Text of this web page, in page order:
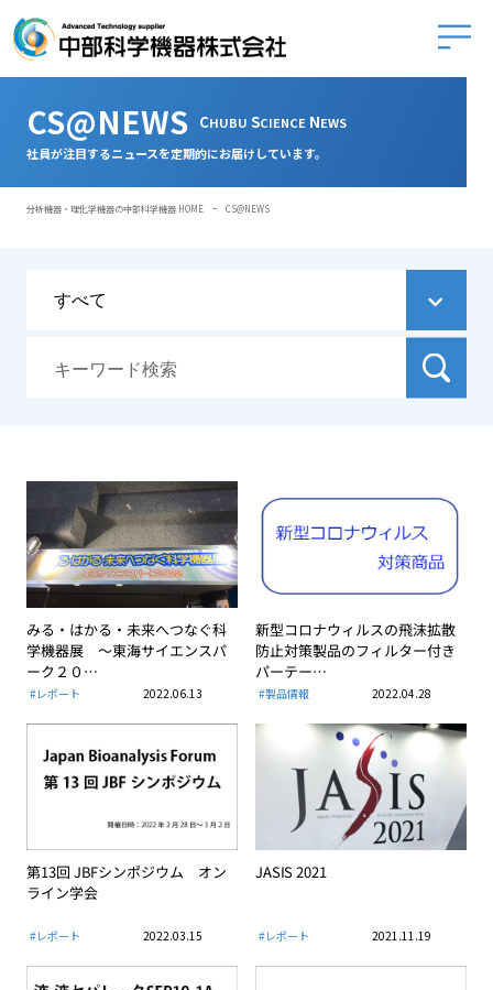
中部科
CS@NEWS CHUBU SCIENCE NEWS
社員が注目するニュースを定期的にお届けしています。
分析機器・理化学機器の中部科学機器 HOME - CS@NEWS
みる・はかる・未来へつなぐ科
学機器展 ～東海サイエンスパ
ーク２０…
#レポート 2022.06.13
新型コロナウィルスの飛沫拡散
防止対策製品のフィルター付き
パーテー…
#製品情報 2022.04.28
第13回 JBFシンポジウム オン
ライン学会
#レポート 2022.03.15
JASIS 2021
#レポート 2021.11.19